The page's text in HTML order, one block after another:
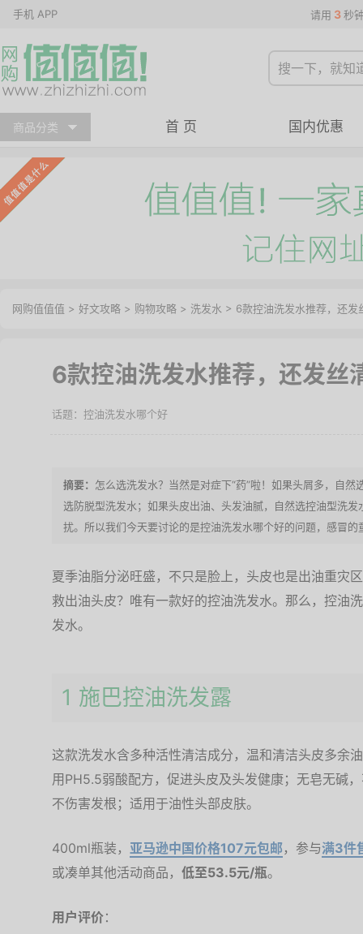
手机 APP 请用 3 秒
商品分类 首 页 国内优惠
网购值值值 > 好文攻略 > 购物攻略 > 洗发水 > 6款控油洗发水推荐，还发
6款控油洗发水推荐，还发丝
控油洗发水哪个好
怎么选洗发水？当然是对症下“药”啦！如果头屑多，自
选防脱型洗发水；如果头皮出油、头发油腻，自然选控油型洗
扰。所以我们今天要讨论的是控油洗发水哪个好的问题，感冒的
夏季油脂分泌旺盛，不只是脸上，头皮也是出油重灾
救出油头皮？唯有一款好的控油洗发水。那么，控油
发水。
1 施巴控油洗发露
这款洗发水含多种活性清洁成分，温和清洁头皮多余
用PH5.5弱酸配方，促进头皮及头发健康；无皂无碱
不伤害发根；适用于油性头部皮肤。
400ml瓶装， 亚马逊中国价格107元包邮 ，参与满3件
或凑单其他活动商品， 低至53.5元/瓶。
用户评价：